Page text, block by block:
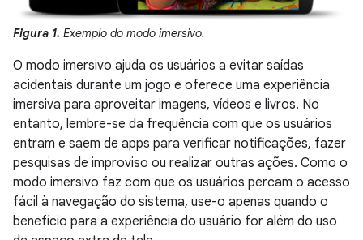
Figura 1. Exemplo do modo imersivo.
O modo imersivo ajuda os usuários a evitar saídas
acidentais durante um jogo e oferece uma experiência
imersiva para aproveitar imagens, vídeos e livros. No
entanto, lembre-se da frequência com que os usuários
entram e saem de apps para verificar notificações, fazer
pesquisas de improviso ou realizar outras ações. Como o
modo imersivo faz com que os usuários percam o acesso
fácil à navegação do sistema, use-o apenas quando o
benefício para a experiência do usuário for além do uso